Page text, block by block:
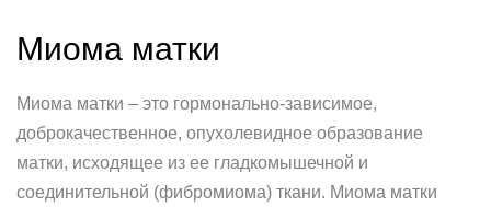
Миома матки
Миома матки – это гормонально-зависимое,
доброкачественное, опухолевидное образование
матки, исходящее из ее гладкомышечной и
соединительной (фибромиома) ткани. Миома матки